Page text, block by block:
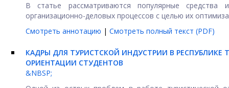
В статье рассматриваются популярные
организационно-деловых процессов с целью их
Смотреть аннотацию | Смотреть полный текст (PDF)
КАДРЫ ДЛЯ ТУРИСТСКОЙ ИНДУСТРИИ В РЕСПУБЛИКЕ
ОРИЕНТАЦИИ СТУДЕНТОВ
&NBSP;